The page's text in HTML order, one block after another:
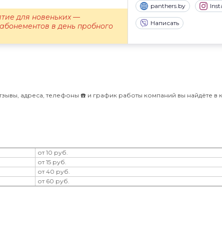
panthers.by
Написать
для новеньких —
в день пробного
адреса, телефоны ☎️ и график работы компаний вы найдёте в
от 10 руб.
от 15 руб.
от 40 руб.
от 60 руб.